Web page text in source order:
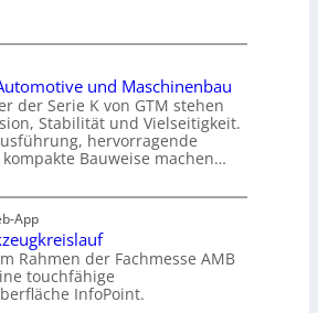
und Maschinenbau
der Serie K von GTM stehen
Stabilität und Vielseitigkeit.
hervorragende
Bauweise machen…
App
Rahmen der Fachmesse AMB
touchfähige
InfoPoint.